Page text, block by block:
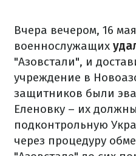
Вчера вечером, 16
военнослужащих
"Азовстали", и
учреждение в
защитников были
Еленовку – их
подконтрольную
через процедуру